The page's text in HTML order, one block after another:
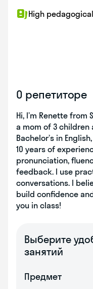
High
О репетиторе
Hi, I’m Renette from
a mom of 3
Bachelor’s in
10 years of
pronunciation,
feedback. I use
conversations. I
build confidence
you in class!
Выберите
занятий
Предмет